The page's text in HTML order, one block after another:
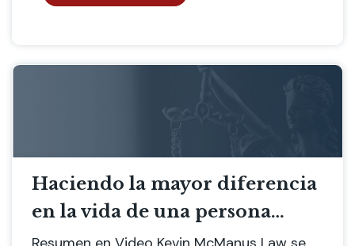
Haciendo la mayor diferencia
en la vida de una persona…